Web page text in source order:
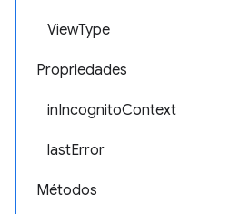
ViewType
Propriedades
inIncognitoContext
lastError
Métodos